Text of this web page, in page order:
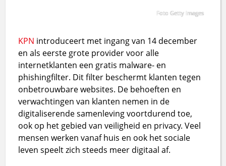
Foto Getty Images
KPN introduceert met ingang van 14 december
en als eerste grote provider voor alle
internetklanten een gratis malware- en
phishingfilter. Dit filter beschermt klanten tegen
onbetrouwbare websites. De behoeften en
verwachtingen van klanten nemen in de
digitaliserende samenleving voortdurend toe,
ook op het gebied van veiligheid en privacy. Veel
mensen werken vanaf huis en ook het sociale
leven speelt zich steeds meer digitaal af.